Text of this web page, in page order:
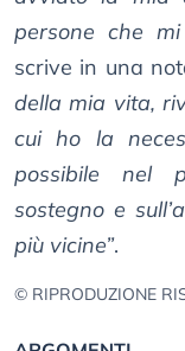
persone che
scrive in una
della mia vita,
cui ho la
possibile nel
sostegno e
più vicine”.
© RIPRODUZIONE